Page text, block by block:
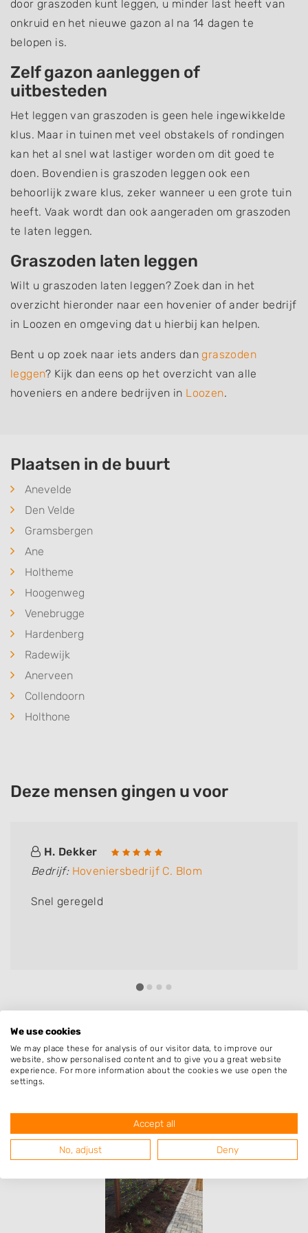
door graszoden kunt leggen, u minder last heeft van
onkruid en het nieuwe gazon al na 14 dagen te
belopen is.
Zelf gazon aanleggen of
uitbesteden
Het leggen van graszoden is geen hele ingewikkelde
klus. Maar in tuinen met veel obstakels of rondingen
kan het al snel wat lastiger worden om dit goed te
doen. Bovendien is graszoden leggen ook een
behoorlijk zware klus, zeker wanneer u een grote tuin
heeft. Vaak wordt dan ook aangeraden om graszoden
te laten leggen.
Graszoden laten leggen
Wilt u graszoden laten leggen? Zoek dan in het
overzicht hieronder naar een hovenier of ander bedrijf
in Loozen en omgeving dat u hierbij kan helpen.
Bent u op zoek naar iets anders dangraszoden
leggen? Kijk dan eens op het overzicht van alle
hoveniers en andere bedrijven in Loozen.
Plaatsen in de buurt
Anevelde
Den Velde
Gramsbergen
Ane
Holtheme
Hoogenweg
Venebrugge
Hardenberg
Radewijk
Anerveen
Collendoorn
Holthone
Deze mensen gingen u voor
H. Dekker
Bedrijf: Hoveniersbedrijf C. Blom
Snel geregeld
Resultaten van hoveniers uit de
regio Loozen met specialisatie
beschoeiing & damwand
We use cookies
We may place these for analysis of our visitor data, to improve our
website, show personalised content and to give you a great website
experience. For more information about the cookies we use open the
settings.
Accept all
No, adjust Deny